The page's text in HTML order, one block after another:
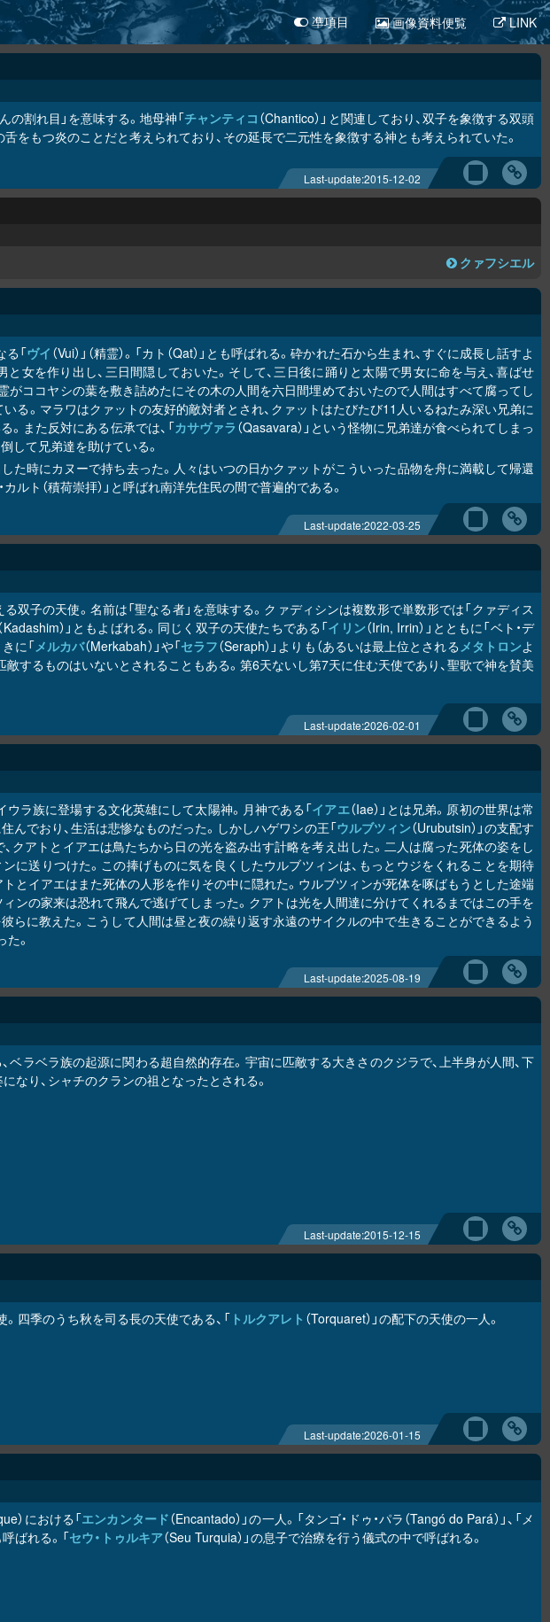
凖項目 画像資料便覧 LINK
割れ目」を意味する。地母神「チャンティコ （Chantico）」と関連しており、双子を象徴する双頭
をもつ炎のことだと考えられており、その延長で二元性を象徴する神とも考えられていた。
Last-update:2015-12-02
クァフシエル
「ヴイ （Vui）」（精霊）。「カト（Qat）」とも呼ばれる。砕かれた石から生まれ、すぐに成長し話すよ
女を作り出し、三日間隠しておいた。そして、三日後に踊りと太陽で男女に命を与え、喜ばせ
霊がココヤシの葉を敷き詰めたにその木の人間を六日間埋めておいたので人間はすべて腐ってし
る。マラワはクァットの友好的敵対者とされ、クァットはたびたび11人いるねたみ深い兄弟に
。また反対にある伝承では、「カサヴァラ （Qasavara）」という怪物に兄弟達が食べられてしまっ
して兄弟達を助けている。
た時にカヌーで持ち去った。人々はいつの日かクァットがこういった品物を舟に満載して帰還
ルト（積荷崇拝）」と呼ばれ南洋先住民の間で普遍的である。
Last-update:2022-03-25
る双子の天使。名前は「聖なる者」を意味する。クァディシンは複数形で単数形では「クァディス
（Kadashim）」ともよばれる。同じく双子の天使たちである「イリン（Irin, Irrin）」とともに「ベト・デ
に「メルカバ（Merkabah）」や「セラフ（Seraph）」よりも（あるいは最上位とされるメタトロンよ
敵するものはいないとされることもある。第6天ないし第7天に住む天使であり、聖歌で神を賛美
Last-update:2026-02-01
ラ族に登場する文化英雄にして太陽神。月神である「イアエ（Iae）」とは兄弟。原初の世界は常
んでおり、生活は悲惨なものだった。しかしハゲワシの王「ウルブツィン（Urubutsin）」の支配す
クアトとイアエは鳥たちから日の光を盗み出す計略を考え出した。二人は腐った死体の姿をし
に送りつけた。この捧げものに気を良くしたウルブツィンは、もっとウジをくれることを期待
とイアエはまた死体の人形を作りその中に隠れた。ウルブツィンが死体を啄ばもうとした途端
ンの家来は恐れて飛んで逃げてしまった。クアトは光を人間達に分けてくれるまではこの手を
らに教えた。こうして人間は昼と夜の繰り返す永遠のサイクルの中で生きることができるよう
。
Last-update:2025-08-19
ベラベラ族の起源に関わる超自然的存在。宇宙に匹敵する大きさのクジラで、上半身が人間、下
なり、シャチのクランの祖となったとされる。
Last-update:2015-12-15
。四季のうち秋を司る長の天使である、「 トルクアレト （Torquaret）」の配下の天使の一人。
Last-update:2026-01-15
）における「エンカンタード（Encantado）」の一人。「タンゴ・ドゥ・パラ（Tangó do Pará）」、「メ
ばれる。「セウ・トゥルキア（Seu Turquia）」の息子で治療を行う儀式の中で呼ばれる。